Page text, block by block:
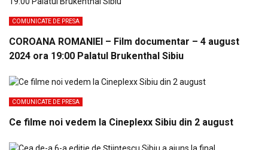
COMUNICATE DE PRESA
COROANA ROMANIEI – Film documentar – 4 august
2024 ora 19:00 Palatul Brukenthal Sibiu
COMUNICATE DE PRESA
Ce filme noi vedem la Cineplexx Sibiu din 2 august